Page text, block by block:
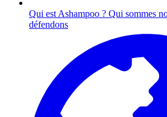
Qui est Ashampoo ? Qui sommes
défendons